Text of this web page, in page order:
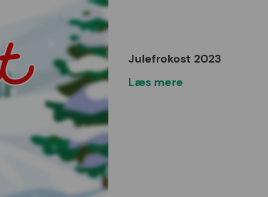
Julefrokost 2023
Læs mere